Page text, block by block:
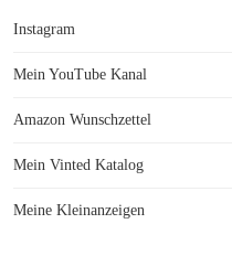
Instagram
Mein YouTube Kanal
Amazon Wunschzettel
Mein Vinted Katalog
Meine Kleinanzeigen